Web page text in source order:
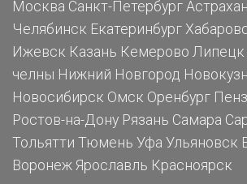
Москва Санкт-Петербург
Челябинск Екатеринбург
Ижевск Казань Кемерово Липецк
челны Нижний Новгород
Новосибирск Омск Оренбург
Ростов-на-Дону Рязань Самара
Тольятти Тюмень Уфа Ульяновск
Воронеж Ярославль Красноярск